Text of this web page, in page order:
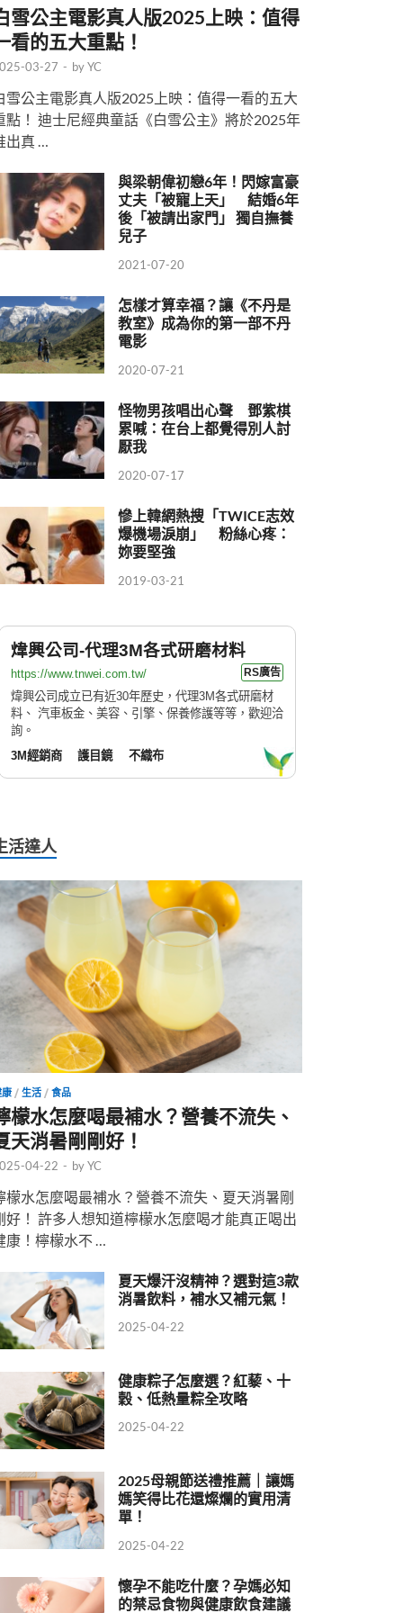
雪公主電影真人版2025上映：值得
看的五大重點！
03-27 - byYC
雪公主電影真人版2025上映：值得一看的五大
點！ 迪士尼經典童話《白雪公主》將於2025年
出真 …
與梁朝偉初戀6年！閃嫁富豪
丈夫「被寵上天」 結婚6年
後「被請出家門」 獨自撫養
兒子
2021-07-20
怎樣才算幸福？讓《不丹是
教室》成為你的第一部不丹
電影
2020-07-21
怪物男孩唱出心聲 鄧紫棋
累喊：在台上都覺得別人討
厭我
2020-07-17
慘上韓網熱搜「TWICE志效
爆機場淚崩」 粉絲心疼：
妳要堅強
2019-03-21
煒興公司-代理3M各式研磨材料
RS廣告
https://www.tnwei.com.tw/
煒興公司成立已有近30年歷史，代理3M各式研磨材
料、 汽車板金、美容、引擎、保養修護等等，歡迎洽
詢。
3M經銷商
護目鏡 不織布
活達人
/生活 /食品
檬水怎麼喝最補水？營養不流失、
天消暑剛剛好！
04-22 - byYC
檬水怎麼喝最補水？營養不流失、夏天消暑剛
好！ 許多人想知道檸檬水怎麼喝才能真正喝出
康！檸檬水不 …
夏天爆汗沒精神？選對這3款
消暑飲料，補水又補元氣！
2025-04-22
健康粽子怎麼選？紅藜、十
穀、低熱量粽全攻略
2025-04-22
2025母親節送禮推薦｜讓媽
媽笑得比花還燦爛的實用清
單！
2025-04-22
懷孕不能吃什麼？孕媽必知
的禁忌食物與健康飲食建議